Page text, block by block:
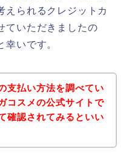
えられるクレジットカ
ていただきましたの
いです。
支払い方法を調べてい
コスメの公式サイトで
確認されてみるといい